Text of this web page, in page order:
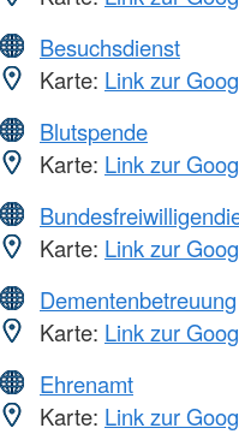
Besuchsdienst
Karte: Link zur
Blutspende
Karte: Link zur
Karte: Link zur
Dementenbetreuung
Karte: Link zur
Ehrenamt
Karte: Link zur